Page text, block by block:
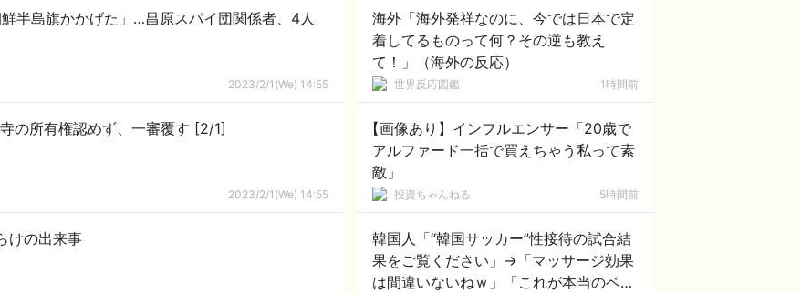
鮮半島旗かかげた」…昌原スパイ団関係者、4人
2023/2/1(We) 14:55
韓国高裁 対馬から盗難の仏像、韓国の寺の所有権認めず、一審覆す [2/1]
2023/2/1(We) 14:55
けの出来事
海外「海外発祥なのに、今では日本で定
着してるものって何？その逆も教え
て！」（海外の反応）
世界反応図鑑 1時間前
【画像あり】インフルエンサー「20歳で
アルファード一括で買えちゃう私って素
敵」
投資ちゃんねる 5時間前
韓国人「“韓国サッカー”性接待の試合結
果をご覧ください」→「マッサージ効果
は間違いないねｗ」「これが本当のベッ